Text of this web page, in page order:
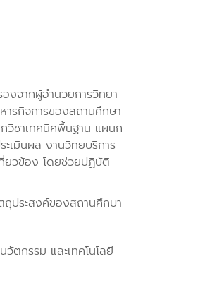
งจากผู้อำนวยการวิทยา
รกิจการของสถานศึกษา
ชาเทคนิคพื้นฐาน แผนก
เมินผล งานวิทยบริการ
ยวข้อง โดยช่วยปฏิบัติ
ถุประสงค์ของสถานศึกษา
ตกรรม และเทคโนโลยี